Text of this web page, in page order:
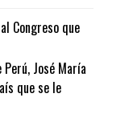
Congreso que
José María
que se le